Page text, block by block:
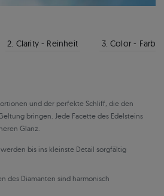
2. Clarity - Reinheit 3. Color - Farbe
und der perfekte Schliff, die den
bringen. Jede Facette des Edelsteins
Glanz.
bis ins kleinste Detail sorgfältig
des Diamanten sind harmonisch